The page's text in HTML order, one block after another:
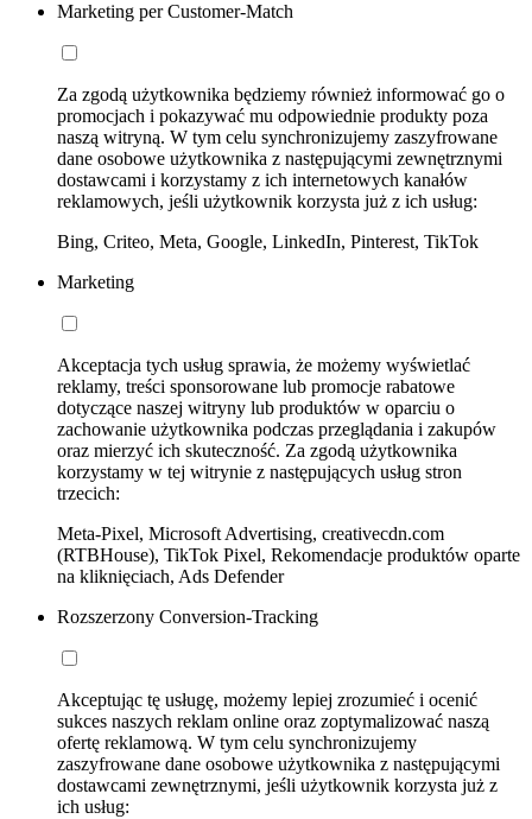
Marketing per Customer-Match
Za zgodą użytkownika będziemy również informować go o
promocjach i pokazywać mu odpowiednie produkty poza
naszą witryną. W tym celu synchronizujemy zaszyfrowane
dane osobowe użytkownika z następującymi zewnętrznymi
dostawcami i korzystamy z ich internetowych kanałów
reklamowych, jeśli użytkownik korzysta już z ich usług:
Bing, Criteo, Meta, Google, LinkedIn, Pinterest, TikTok
Marketing
Akceptacja tych usług sprawia, że możemy wyświetlać
reklamy, treści sponsorowane lub promocje rabatowe
dotyczące naszej witryny lub produktów w oparciu o
zachowanie użytkownika podczas przeglądania i zakupów
oraz mierzyć ich skuteczność. Za zgodą użytkownika
korzystamy w tej witrynie z następujących usług stron
trzecich:
Meta-Pixel, Microsoft Advertising, creativecdn.com
(RTBHouse), TikTok Pixel, Rekomendacje produktów oparte
na kliknięciach, Ads Defender
Rozszerzony Conversion-Tracking
Akceptując tę usługę, możemy lepiej zrozumieć i ocenić
sukces naszych reklam online oraz zoptymalizować naszą
ofertę reklamową. W tym celu synchronizujemy
zaszyfrowane dane osobowe użytkownika z następującymi
dostawcami zewnętrznymi, jeśli użytkownik korzysta już z
ich usług: